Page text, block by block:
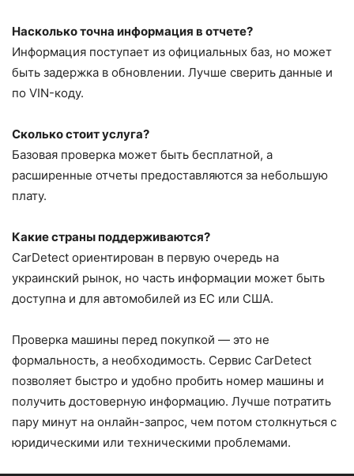
Насколько точна информация в отчете?
Информация поступает из официальных баз, но может
быть задержка в обновлении. Лучше сверить данные и
по VIN-коду.
Сколько стоит услуга?
Базовая проверка может быть бесплатной, а
расширенные отчеты предоставляются за небольшую
плату.
Какие страны поддерживаются?
CarDetect ориентирован в первую очередь на
украинский рынок, но часть информации может быть
доступна и для автомобилей из ЕС или США.
Проверка машины перед покупкой — это не
формальность, а необходимость. Сервис CarDetect
позволяет быстро и удобно пробить номер машины и
получить достоверную информацию. Лучше потратить
пару минут на онлайн-запрос, чем потом столкнуться с
юридическими или техническими проблемами.